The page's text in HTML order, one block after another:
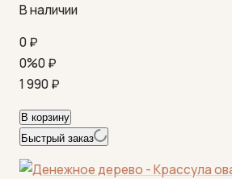
В наличии
0₽
0%0₽
1 990₽
В корзину
Быстрый заказ